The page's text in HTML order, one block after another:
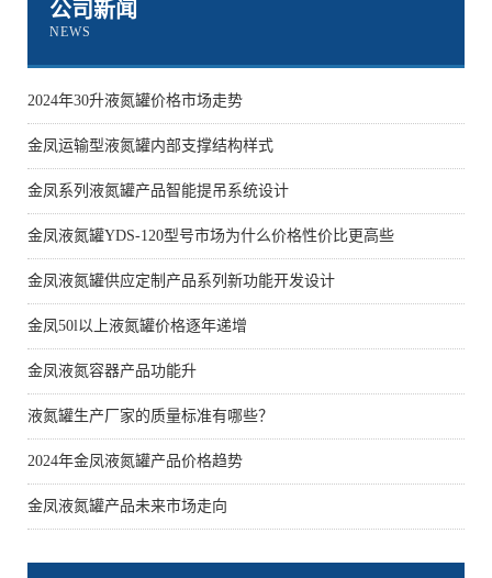
公司新闻
NEWS
2024年30升液氮罐价格市场走势
金凤运输型液氮罐内部支撑结构样式
金凤系列液氮罐产品智能提吊系统设计
金凤液氮罐YDS-120型号市场为什么价格性价比更高些
金凤液氮罐供应定制产品系列新功能开发设计
金凤50l以上液氮罐价格逐年递增
金凤液氮容器产品功能升
液氮罐生产厂家的质量标准有哪些？
2024年金凤液氮罐产品价格趋势
金凤液氮罐产品未来市场走向